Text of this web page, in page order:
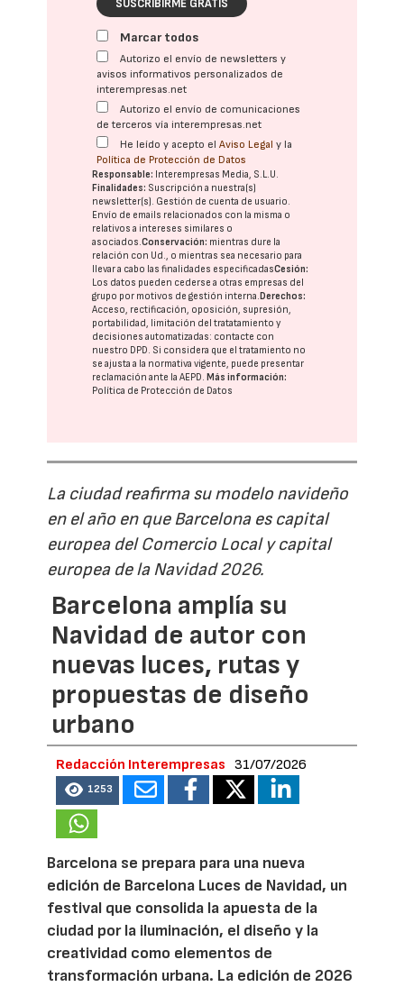
SUSCRIBIRME GRATIS
Marcar todos
Autorizo el envío de newsletters y
avisos informativos personalizados de
interempresas.net
Autorizo el envío de comunicaciones
de terceros vía interempresas.net
He leído y acepto elAviso Legal y la
Política de Protección de Datos
Responsable: Interempresas Media, S.L.U.
Finalidades: Suscripción a nuestra(s)
newsletter(s). Gestión de cuenta de usuario.
Envío de emails relacionados con la misma o
relativos a intereses similares o
asociados.Conservación: mientras dure la
relación con Ud., o mientras sea necesario para
llevar a cabo las finalidades especificadasCesión:
Los datos pueden cederse a otras empresas del
grupo por motivos de gestión interna.Derechos:
Acceso, rectificación, oposición, supresión,
portabilidad, limitación del tratatamiento y
decisiones automatizadas: contacte con
nuestro DPD. Si considera que el tratamiento no
se ajusta a la normativa vigente, puede presentar
reclamación ante laAEPD.Más información:
Política de Protección de Datos
La ciudad reafirma su modelo navideño
en el año en que Barcelona es capital
europea del Comercio Local y capital
europea de la Navidad 2026.
Barcelona amplía su
Navidad de autor con
nuevas luces, rutas y
propuestas de diseño
urbano
Redacción Interempresas 31/07/2026
1253
Barcelona se prepara para una nueva
edición de Barcelona Luces de Navidad, un
festival que consolida la apuesta de la
ciudad por la iluminación, el diseño y la
creatividad como elementos de
transformación urbana. La edición de 2026